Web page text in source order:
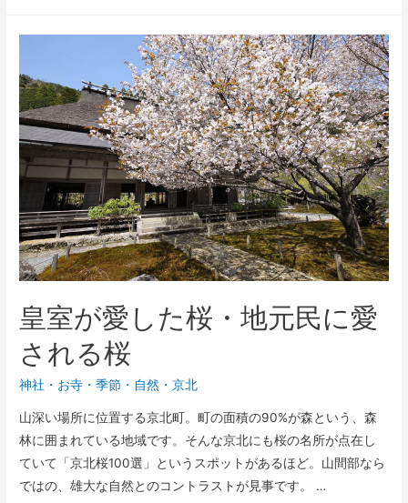
皇室が愛した桜・地元民に愛
される桜
神社・お寺 ・季節 ・ 自然 ・京北
山深い場所に位置する京北町。町の面積の90%が森という、森
林に囲まれている地域です。そんな京北にも桜の名所が点在し
ていて「京北桜100選」というスポットがあるほど。山間部なら
ではの、雄大な自然とのコントラストが見事です。 …